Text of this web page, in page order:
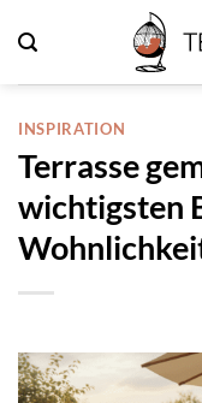
Inhalt
springen
INSPIRATION
Terrasse
wichtigsten